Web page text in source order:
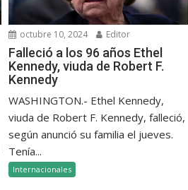
octubre 10, 2024 Editor
Falleció a los 96 años Ethel
Kennedy, viuda de Robert F.
Kennedy
WASHINGTON.- Ethel Kennedy,
viuda de Robert F. Kennedy, falleció,
según anunció su familia el jueves.
Tenía...
Internacionales